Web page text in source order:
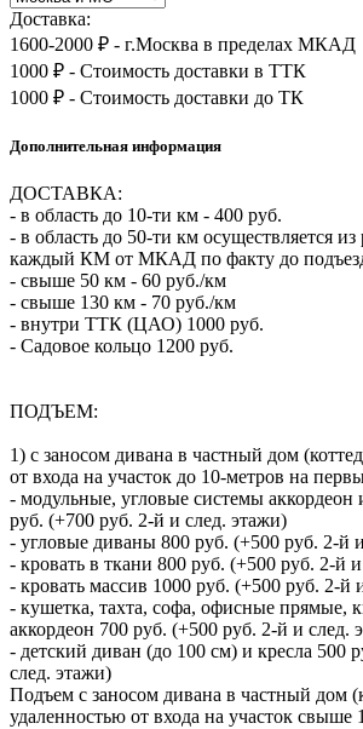
Доставка:
1600-2000 ₽ - г.Москва в пределах МКАД
1000 ₽ - Стоимость доставки в ТТК
1000 ₽ - Стоимость доставки до ТК
Дополнительная информация
ДОСТАВКА:
- в область до 10-ти км - 400 руб.
- в область до 50-ти км осуществляется из
каждый КМ от МКАД по факту до
- свыше 50 км - 60 руб./км
- свыше 130 км - 70 руб./км
- внутри ТТК (ЦАО) 1000 руб.
- Садовое кольцо 1200 руб.
ПОДЪЕМ:
1) с заносом дивана в частный дом
от входа на участок до 10-метров на
- модульные, угловые системы
руб. (+700 руб. 2-й и след. этажи)
- угловые диваны 800 руб. (+500 руб. 2-й
- кровать в ткани 800 руб. (+500 руб. 2-й
- кровать массив 1000 руб. (+500 руб. 2-й
- кушетка, тахта, софа, офисные прямые,
аккордеон 700 руб. (+500 руб. 2-й и след.
- детский диван (до 100 см) и кресла 500
след. этажи)
Подъем с заносом дивана в частный дом
удаленностью от входа на участок свыше